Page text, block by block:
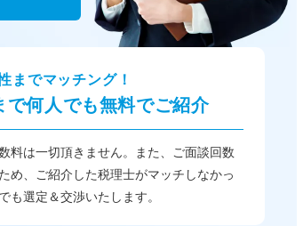
までマッチング！
で何人でも無料でご紹介
料は一切頂きません。また、ご面談回数
め、ご紹介した税理士がマッチしなかっ
も選定＆交渉いたします。